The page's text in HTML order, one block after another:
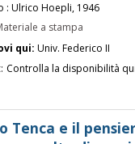
: Ulrico Hoepli, 1946
a stampa
qui: Univ. Federico II
Controlla la disponibilità
Tenca e il